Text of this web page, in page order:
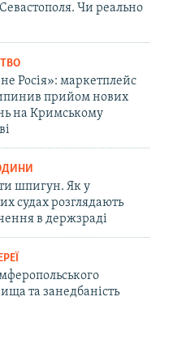
Чи реально
Росія»: маркетплейс
прийом нових
на Кримському
шпигун. Як у
судах розглядають
в держзраді
та занедбаність